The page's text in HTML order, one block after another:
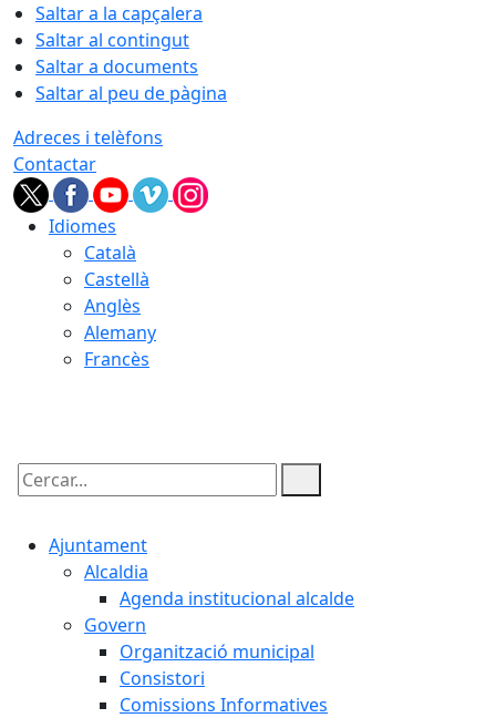
Saltar a la capçalera
Saltar al contingut
Saltar a documents
Saltar al peu de pàgina
Adreces i telèfons
Contactar
Idiomes
Català
Castellà
Anglès
Alemany
Francès
Cercar:
Ajuntament
Alcaldia
Agenda institucional alcalde
Govern
Organització municipal
Consistori
Comissions Informatives